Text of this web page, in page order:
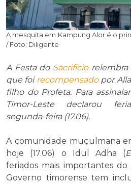
A mesquita em Kampung Alor é o
/ Foto: Diligente
A Festa do Sacrifíciorelembra
que foi recompensadopor
filho do Profeta. Para
Timor-Leste declarou
segunda-feira (17.06).
A comunidade muçulmana
hoje (17.06) o Idul Adha (
feriados mais importantes do
Governo timorense tem